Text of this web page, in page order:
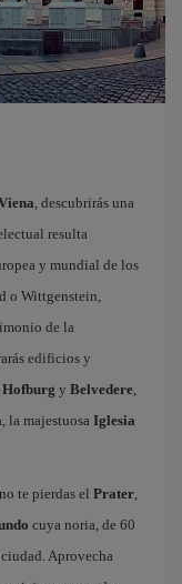
, descubrirás una
resulta
y mundial de los
o Wittgenstein,
de la
edificios y
Hofburg y Belvedere,
, la majestuosa Iglesia
te pierdas el Prater,
cuya noria, de 60
Aprovecha